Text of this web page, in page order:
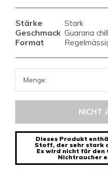
Stärke Stark
Geschmack Guarana
Format
NICHT
Dieses Produkt
Stoff, der sehr stark
Es wird nicht für den
Nichtraucher